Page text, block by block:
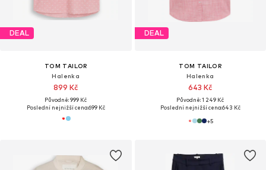
DEAL
TOM TAILOR
Halenka
899 Kč
Původně: 999 Kč
Poslední nejnižší cena:699 Kč
DEAL
TOM TAILOR
Halenka
643 Kč
Původně: 1 249 Kč
Poslední nejnižší cena:643 Kč
+5